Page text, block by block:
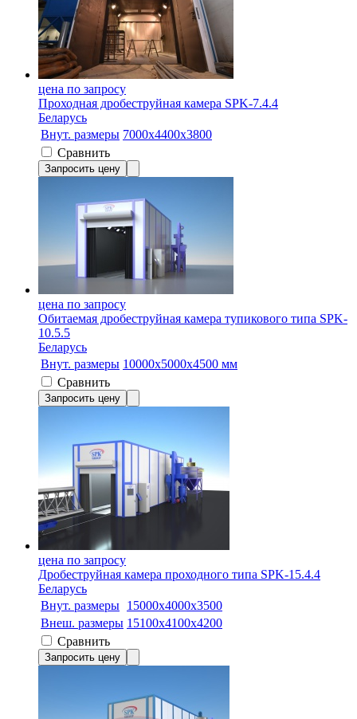
цена по запросу
Проходная дробеструйная камера SPK-7.4.4
Беларусь
Внут. размеры 7000х4400х3800
Сравнить
Запросить цену
цена по запросу
Обитаемая дробеструйная камера тупикового типа SPK-
10.5.5
Беларусь
Внут. размеры 10000х5000х4500 мм
Сравнить
Запросить цену
цена по запросу
Дробеструйная камера проходного типа SPK-15.4.4
Беларусь
Внут. размеры 15000x4000x3500
Внеш. размеры 15100х4100х4200
Сравнить
Запросить цену